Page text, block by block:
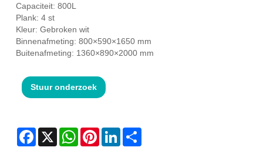
Capaciteit: 800L
Plank: 4 st
Kleur: Gebroken wit
Binnenafmeting: 800×590×1650 mm
Buitenafmeting: 1360×890×2000 mm
Stuur onderzoek
Facebook
X WhatsAppPinterestLinkedIn